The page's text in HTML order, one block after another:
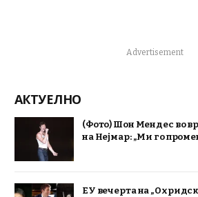
Advertisement
АКТУЕЛНО
(Фото) Шон Мендес во
на Нејмар: „Ми го
ЕУ вечерта на